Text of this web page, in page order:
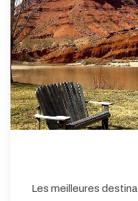
Les meilleures